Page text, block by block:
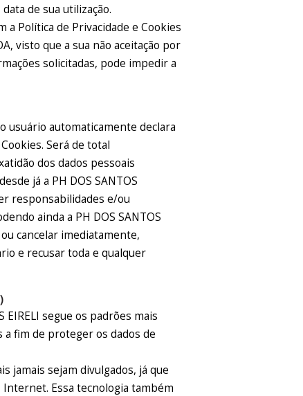
de sua utilização.
a Política de Privacidade e Cookies
visto que a sua não aceitação por
solicitadas, pode impedir a
usuário automaticamente declara
Será de total
dos dados pessoais
já a PH DOS SANTOS
responsabilidades e/ou
ainda a PH DOS SANTOS
ou cancelar imediatamente,
e recusar toda e qualquer
EIRELI segue os padrões mais
a fim de proteger os dados de
jamais sejam divulgados, já que
Essa tecnologia também